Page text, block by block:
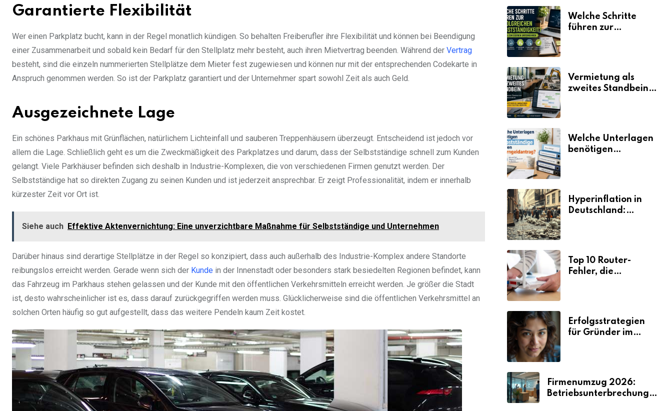
Garantierte Flexibilität
Wer einen Parkplatz bucht, kann in der Regel monatlich kündigen. So behalten Freiberufler ihre Flexibilität und können bei Beendigung
einer Zusammenarbeit und sobald kein Bedarf für den Stellplatz mehr besteht, auch ihren Mietvertrag beenden. Während der Vertrag
besteht, sind die einzeln nummerierten Stellplätze dem Mieter fest zugewiesen und können nur mit der entsprechenden Codekarte in
Anspruch genommen werden. So ist der Parkplatz garantiert und der Unternehmer spart sowohl Zeit als auch Geld.
Ausgezeichnete Lage
Ein schönes Parkhaus mit Grünflächen, natürlichem Lichteinfall und sauberen Treppenhäusern überzeugt. Entscheidend ist jedoch vor
allem die Lage. Schließlich geht es um die Zweckmäßigkeit des Parkplatzes und darum, dass der Selbstständige schnell zum Kunden
gelangt. Viele Parkhäuser befinden sich deshalb in Industrie-Komplexen, die von verschiedenen Firmen genutzt werden. Der
Selbstständige hat so direkten Zugang zu seinen Kunden und ist jederzeit ansprechbar. Er zeigt Professionalität, indem er innerhalb
kürzester Zeit vor Ort ist.
Siehe auch Effektive Aktenvernichtung: Eine unverzichtbare Maßnahme für Selbstständige und Unternehmen
Darüber hinaus sind derartige Stellplätze in der Regel so konzipiert, dass auch außerhalb des Industrie-Komplex andere Standorte
reibungslos erreicht werden. Gerade wenn sich der Kunde in der Innenstadt oder besonders stark besiedelten Regionen befindet, kann
das Fahrzeug im Parkhaus stehen gelassen und der Kunde mit den öffentlichen Verkehrsmitteln erreicht werden. Je größer die Stadt
ist, desto wahrscheinlicher ist es, dass darauf zurückgegriffen werden muss. Glücklicherweise sind die öffentlichen Verkehrsmittel an
solchen Orten häufig so gut aufgestellt, dass das weitere Pendeln kaum Zeit kostet.
Welche Schritte
führen zur
Vermietung als
zweites Standbein:
Umsätze machen
Welche Unterlagen
benötigen
Hyperinflation in
Deutschland:
Top 10 Router-
Fehler, die
Erfolgsstrategien
für Gründer im
Firmenumzug 2026:
Betriebsunterbrechungen